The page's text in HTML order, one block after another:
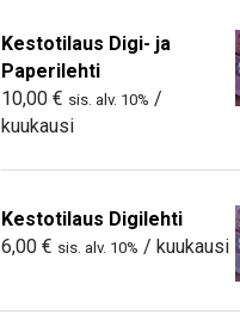
Kestotilaus Digi- ja
Paperilehti
10,00 € sis. alv. 10% /
kuukausi
Kestotilaus Digilehti
6,00 € sis. alv. 10% / kuukausi